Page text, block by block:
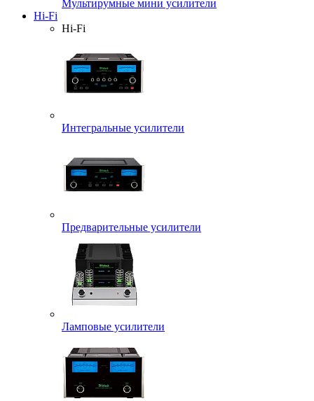
Мультирумные мини усилители
Hi-Fi
Hi-Fi
Интегральные усилители
Предварительные усилители
Ламповые усилители